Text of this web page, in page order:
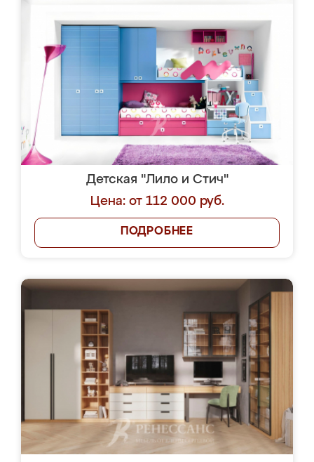
Детская "Лило и Стич"
Цена: от 112 000 руб.
ПОДРОБНЕЕ